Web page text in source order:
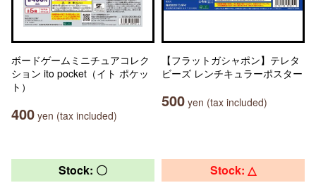
ボードゲームミニチュアコレク
ション ito pocket（イト ポケッ
ト）
400 yen (tax included)
【フラットガシャポン】テレタ
ビーズ レンチキュラーポスター
500 yen (tax included)
Stock: 〇 Stock: △